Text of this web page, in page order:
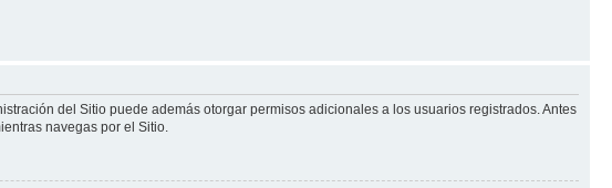
del Sitio puede además otorgar permisos adicionales a los usuarios registrados. Antes
navegas por el Sitio.